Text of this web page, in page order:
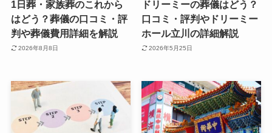
1日葬・家族葬のこれから
はどう？葬儀の口コミ・評
判や葬儀費用詳細を解説
2026年8月8日
ドリーミーの葬儀はどう？
口コミ・評判やドリーミー
ホール立川の詳細解説
2026年5月25日